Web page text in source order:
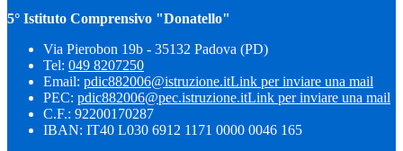
5° Istituto Comprensivo "Donatello"
Via Pierobon 19b - 35132 Padova (PD)
Tel: 049 8207250
Email: pdic882006@istruzione.itLink per inviare una mail
PEC: pdic882006@pec.istruzione.itLink per inviare una mail
C.F.: 92200170287
IBAN: IT40 L030 6912 1171 0000 0046 165